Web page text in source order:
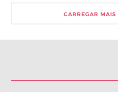
CARREGAR MAIS